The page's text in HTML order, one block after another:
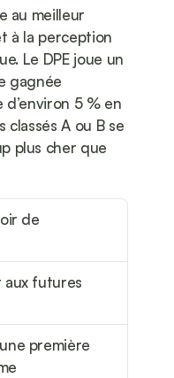
au meilleur
à la perception
Le DPE joue un
gagnée
5 % en
A ou B se
plus cher que
de
aux futures
première